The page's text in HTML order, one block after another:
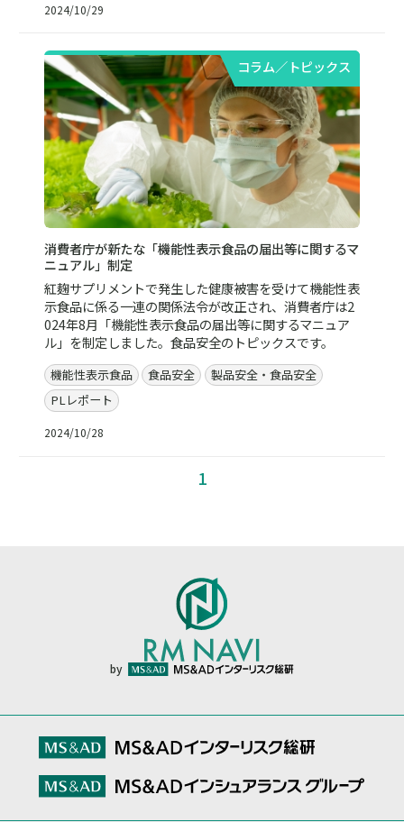
2024/10/29
コラム／トピックス
消費者庁が新たな「機能性表示食品の届出等に関するマ
ニュアル」制定
紅麹サプリメントで発生した健康被害を受けて機能性表
示食品に係る一連の関係法令が改正され、消費者庁は2
024年8月「機能性表示食品の届出等に関するマニュア
ル」を制定しました。食品安全のトピックスです。
機能性表示食品 食品安全
製品安全・食品安全
PLレポート
2024/10/28
1
by